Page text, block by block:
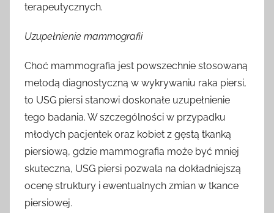
terapeutycznych.
Uzupełnienie mammografii
Choć mammografia jest powszechnie stosowaną
metodą diagnostyczną w wykrywaniu raka piersi,
to USG piersi stanowi doskonałe uzupełnienie
tego badania. W szczególności w przypadku
młodych pacjentek oraz kobiet z gęstą tkanką
piersiową, gdzie mammografia może być mniej
skuteczna, USG piersi pozwala na dokładniejszą
ocenę struktury i ewentualnych zmian w tkance
piersiowej.